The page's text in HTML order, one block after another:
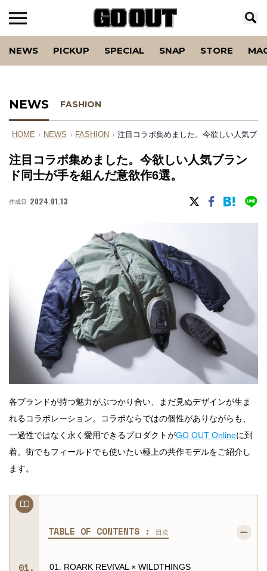
NEWS PICKUP SPECIAL SNAP STORE
NEWS FASHION
HOME › NEWS › FASHION › 注目コラボ集めました。今欲しい人気ブ
注目コラボ集めました。今欲しい人気ブラン
ド同士が手を組んだ意欲作6選。
作成日 2024.01.13
各ブランドが持つ魅力がぶつかり合い、まだ見ぬデザインが生ま
れるコラボレーション。コラボならではの個性がありながらも、
一過性ではなく永く愛用できるプロダクトがGO OUT Onlineに到
着。街でもフィールドでも使いたい極上の共作モデルをご紹介し
ます。
TABLE OF CONTENTS : 目次
01. ROARK REVIVAL × WILDTHINGS